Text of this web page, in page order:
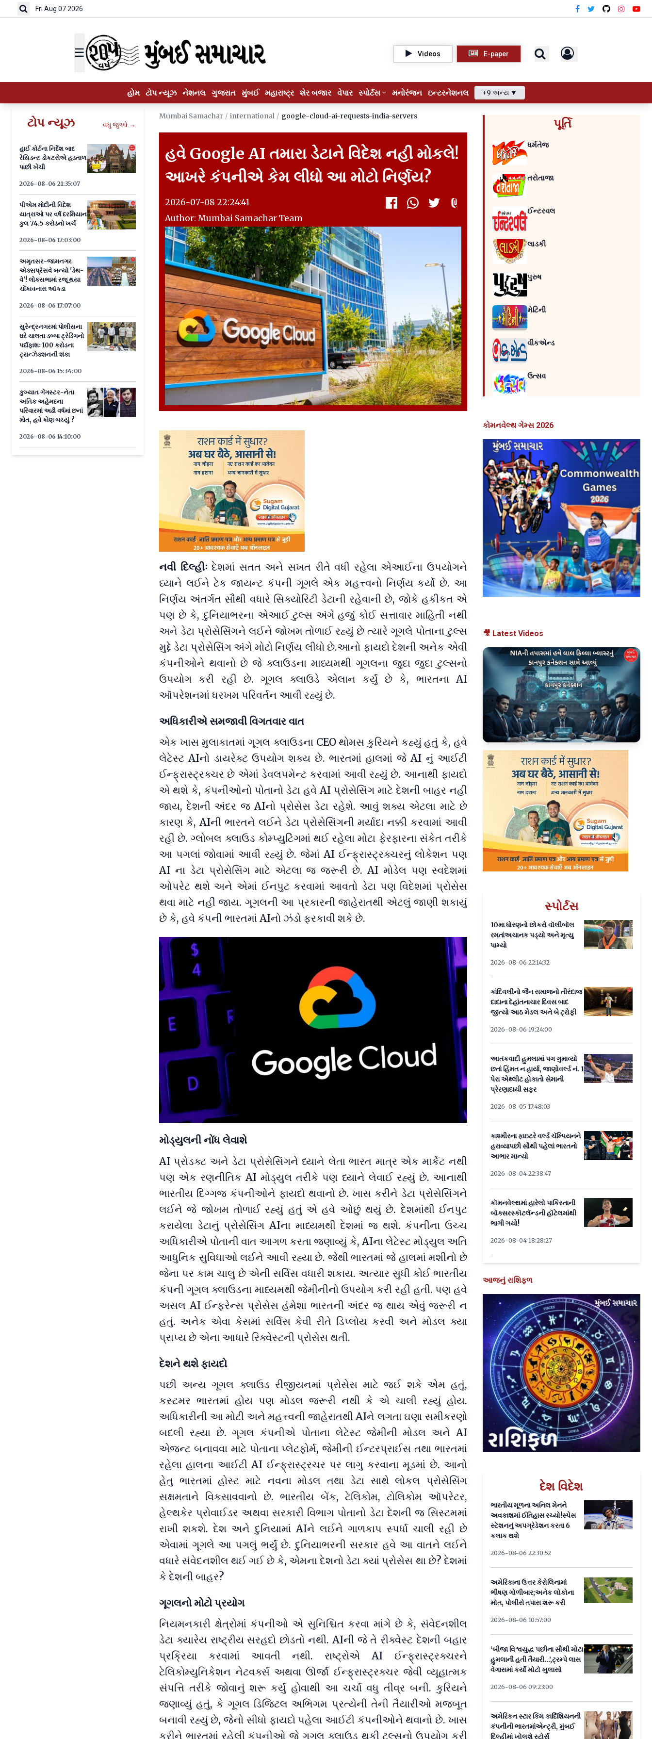
Fri Aug 07 2026
☰ Videos E-paper
હોમ ટોપ ન્યૂઝ નેશનલ ગુજરાત મુંબઈ મહારાષ્ટ્ર શેર બજાર વેપાર સ્પોર્ટસ મનોરંજન ઇન્ટરનેશનલ +9 અન્ય ▼
ટોપ ન્યૂઝ વધુ જુઓ →
હાઈ કોર્ટના નિર્દેશ બાદ
રેસિડન્ટ ડોકટરોએ હડતાળ
પાછી ખેંચી
2026-08-06 21:35:07
પીએમ મોદીની વિદેશ
યાત્રાઓ પર વર્ષ દરમિયાન
કુલ 74.5 કરોડનો ખર્ચ
2026-08-06 17:03:00
અમૃતસર-જામનગર
એક્સપ્રેસવે બન્યો 'ડેથ-
વે'! લોકસભામાં રજૂ થયા
ચોંકાવનારા આંકડા
2026-08-06 17:07:00
સુરેન્દ્રનગરમાં પોલીસના
ઘરે ચાલતા ડબ્બા ટ્રેડિંગનો
પર્દાફાશઃ 100 કરોડના
ટ્રાન્ઝેક્શનની શંકા
2026-08-06 15:34:00
કુખ્યાત ગેંગસ્ટર-નેતા
અતિક અહેમદના
પરિવારમાં અઢી વર્ષમાં છનાં
મોત, હવે કોણ બચ્યું ?
2026-08-06 14:10:00
Mumbai Samachar / international / google-cloud-ai-requests-india-servers
હવે Google AI તમારા ડેટાને વિદેશ નહીં મોકલે!
આખરે કંપનીએ કેમ લીધો આ મોટો નિર્ણય?
2026-07-08 22:24:41
Author: Mumbai Samachar Team
નવી દિલ્હીઃ દેશમાં સતત અને સખત રીતે વધી રહેલા એઆઈના ઉપયોગને
ધ્યાને લઈને ટેક જાયન્ટ કંપની ગૂગલે એક મહત્ત્વનો નિર્ણય કર્યો છે. આ
નિર્ણય અંતર્ગત સૌથી વધારે સિક્યોરિટી ડેટાની રહેવાની છે, જોકે હકીકત એ
પણ છે કે, દુનિયાભરના એઆઈ ટુલ્સ અંગે હજું કોઈ સત્તાવાર માહિતી નથી
અને ડેટા પ્રોસેસિંગને લઈને જોખમ તોળાઈ રહ્યું છે ત્યારે ગૂગલે પોતાના ટુલ્સ
મુદ્દે ડેટા પ્રોસેસિંગ અંગે મોટો નિર્ણય લીધો છે.આનો ફાયદો દેશની અનેક એવી
કંપનીઓને થવાનો છે જે ક્લાઉડના માધ્યમથી ગૂગલના જુદા જુદા ટુલ્સનો
ઉપયોગ કરી રહી છે. ગૂગલ ક્લાઉડે એલાન કર્યું છે કે, ભારતના AI
ઑપરેશનમાં ધરખમ પરિવર્તન આવી રહ્યું છે.
અધિકારીએ સમજાવી વિગતવાર વાત
એક ખાસ મુલાકાતમાં ગૂગલ ક્લાઉડના CEO થોમસ કુરિયને કહ્યું હતું કે, હવે
લેટેસ્ટ AIનો ડાયરેક્ટ ઉપયોગ શક્ય છે. ભારતમાં હાલમાં જે AI નું આઈટી
ઈન્ફ્રાસ્ટ્રક્ચર છે એમાં ડેવલપમેન્ટ કરવામાં આવી રહ્યું છે. આનાથી ફાયદો
એ થશે કે, કંપનીઓનો પોતાનો ડેટા હવે AI પ્રોસેસિંગ માટે દેશની બાહર નહીં
જાય, દેશની અંદર જ AIનો પ્રોસેસ ડેટા રહેશે. આવું શક્ય એટલા માટે છે
કારણ કે, AIની ભારતને લઈને ડેટા પ્રોસેસિંગની મર્યાદા નક્કી કરવામાં આવી
રહી છે. ગ્લોબલ ક્લાઉડ કોમ્પ્યુટિંગમાં થઈ રહેલા મોટા ફેરફારના સંકેત તરીકે
આ પગલાં જોવામાં આવી રહ્યું છે. જેમાં AI ઈન્ફ્રાસ્ટ્રક્ચરનું લોકેશન પણ
AI ના ડેટા પ્રોસેસિંગ માટે એટલા જ જરૂરી છે. AI મોડેલ પણ સ્વદેશમાં
ઓપરેટ થશે અને એમાં ઈનપુટ કરવામાં આવતો ડેટા પણ વિદેશમાં પ્રોસેસ
થવા માટે નહીં જાય. ગૂગલની આ પ્રકારની જાહેરાતથી એટલું જાણી શકાયું
છે કે, હવે કંપની ભારતમાં AIનો ઝંડો ફરકાવી શકે છે.
મોડ્યુલની નોંધ લેવાશે
AI પ્રોડક્ટ અને ડેટા પ્રોસેસિંગને ધ્યાને લેતા ભારત માત્ર એક માર્કેટ નથી
પણ એક રણનીતિક AI મોડ્યુલ તરીકે પણ ધ્યાને લેવાઈ રહ્યું છે. આનાથી
ભારતીય દિગ્ગજ કંપનીઓને ફાયદો થવાનો છે. ખાસ કરીને ડેટા પ્રોસેસિંગને
લઈને જે જોખમ તોળાઈ રહ્યું હતું એ હવે ઓછું થયું છે. દેશમાંથી ઈનપુટ
કરાયેલા ડેટાનું પ્રોસેસિંગ AIના માધ્યમથી દેશમાં જ થશે. કંપનીના ઉચ્ચ
અધિકારીએ પોતાની વાત આગળ કરતા જણાવ્યું કે, AIના લેટેસ્ટ મોડ્યુલ અતિ
આધુનિક સુવિધાઓ લઈને આવી રહ્યા છે. જેથી ભારતમાં જે હાલમાં મશીનો છે
જેના પર કામ ચાલુ છે એની સર્વિસ વધારી શકાય. અત્યાર સુધી કોઈ ભારતીય
કંપની ગૂગલ ક્લાઉડના માધ્યમથી જેમીનીનો ઉપયોગ કરી રહી હતી. પણ હવે
અસલ AI ઈન્ફરેન્સ પ્રોસેસ હંમેશા ભારતની અંદર જ થાય એવું જરૂરી ન
હતું. અનેક એવા કેસમાં સર્વિસ કેવી રીતે ડિપ્લોય કરવી અને મોડલ ક્યા
પ્રાપ્ય છે એના આધારે રિક્વેસ્ટની પ્રોસેસ થતી.
દેશને થશે ફાયદો
પછી અન્ય ગૂગલ ક્લાઉડ રીજીયનમાં પ્રોસેસ માટે જઈ શકે એમ હતું,
કસ્ટમર ભારતમાં હોય પણ મોડલ જરૂરી નથી કે એ ચાલી રહ્યું હોય.
અધિકારીની આ મોટી અને મહત્ત્વની જાહેરાતથી AIને લગતા ઘણા સમીકરણો
બદલી રહ્યા છે. ગૂગલ કંપનીએ પોતાના લેટેસ્ટ જેમીની મોડલ અને AI
એજન્ટ બનાવવા માટે પોતાના પ્લેટફોર્મ, જેમીની ઈન્ટરપ્રાઈસ તથા ભારતમાં
રહેલા હાલના આઈટી AI ઈન્ફ્રાસ્ટ્રચર પર લાગુ કરવાના મૂડમાં છે. આનો
હેતુ ભારતમાં હોસ્ટ માટે નવના મોડલ તથા ડેટા સાથે લોકલ પ્રોસેસિંગ
સક્ષમતાને વિકસાવવાનો છે. ભારતીય બેંક, ટેલિકોમ, ટોલિકોમ ઑપરેટર,
હેલ્થકેર પ્રોવાઈડર અથવા સરકારી વિભાગ પોતાનો ડેટા દેશની જ સિસ્ટમમાં
રાખી શકશે. દેશ અને દુનિયામાં AIને લઈને ગાળકાપ સ્પર્ધા ચાલી રહી છે
એવામાં ગૂગલે આ પગલું ભર્યું છે. દુનિયાભરની સરકાર હવે આ વાતને લઈને
વધારે સંવેદનશીલ થઈ ગઈ છે કે, એમના દેશનો ડેટા ક્યાં પ્રોસેસ થા છે? દેશમાં
કે દેશની બાહર?
ગૂગલનો મોટો પ્રયોગ
નિયમનકારી ક્ષેત્રોમાં કંપનીઓ એ સુનિશ્ચિત કરવા માંગે છે કે, સંવેદનશીલ
ડેટા ક્યારેય રાષ્ટ્રીય સરહદો છોડતો નથી. AIની જે તે રીક્વેસ્ટ દેશની બહાર
પ્રક્રિયા કરવામાં આવતી નથી. રાષ્ટ્રોએ AI ઈન્ફ્રાસ્ટ્રક્ચરને
ટેલિકોમ્યુનિકેશન નેટવર્ક્સ અથવા ઊર્જા ઈન્ફ્રાસ્ટ્રક્ચર જેવી વ્યૂહાત્મક
સંપત્તિ તરીકે જોવાનું શરૂ કર્યું હોવાથી આ ચર્ચા વધુ તીવ્ર બની. કુરિયને
જણાવ્યું હતું, કે ગૂગલ ડિજિટલ અભિગમ પ્રત્યેની તેની તૈયારીઓ મજબૂત
બનાવી રહ્યું છે, જેનો સીધો ફાયદો પહેલા આઈટી કંપનીઓને થવાનો છે. ખાસ
કરીને ભારતમાં રહેલી કંપનીઓ જે ગૂગલ ક્લાઉડ થકી ટુલ્સનો ઉપયોગ કરી
પૂર્તિ
ધર્મતેજ
તરોતાજા
ઈન્ટરવલ
લાડકી
પુરુષ
મેટિની
વીકએન્ડ
ઉત્સવ
કોમનવેલ્થ ગેમ્સ 2026
🎥 Latest Videos
▶
સ્પોર્ટસ
10મા ધોરણનો છોકરો વૉલીબૉલ
રમતાંઅચાનક પડ્યો અને મૃત્યુ
પામ્યો
2026-08-06 22:14:32
કાંદિવલીનો જૈન સમાજનો તીરંદાજ
દાદાના દેહાંતનાચાર દિવસ બાદ
જીત્યો આઠ મેડલ અને બે ટ્રોફી
2026-08-06 19:24:00
આતંકવાદી હુમલામાં પગ ગુમાવ્યો
છતાં હિંમત ન હાર્યા, જાણોવર્લ્ડ નં. 1
પેરા એથ્લીટ હોકાતો સેમાની
પ્રેરણાદાયી સફર
2026-08-05 17:48:03
કાશ્મીરના ફાઇટરે વર્લ્ડ ચૅમ્પિયનને
હરાવ્યાપછી સૌથી પહેલાં ભારતનો
આભાર માન્યો
2026-08-04 22:38:47
કૉમનવેલ્થમાં હારેલો પાકિસ્તાની
બૉક્સરસ્કૉટલૅન્ડની હૉટેલમાંથી
ભાગી ગયો!
2026-08-04 18:28:27
આજનું રાશિફળ
દેશ વિદેશ
ભારતીય મૂળના અનિલ મેનને
અવકાશમાં ઈતિહાસ રચ્યો!સ્પેસ
સ્ટેશનનું અપગ્રેડેશન કરતા 6
કલાક થશે
2026-08-06 22:30:52
અમેરિકાના ઉત્તર કેરોલિનામાં
ભીષણ ગોળીબાર;અનેક લોકોના
મોત, પોલીસે તપાસ શરૂ કરી
2026-08-06 10:57:00
‘બીજા વિશ્વયુદ્ધ પછીના સૌથી મોટા
હુમલાની હતી તૈયારી...’,ટ્રમ્પે લાસ
વેગાસમાં કર્યો મોટો ખુલાસો
2026-08-06 09:23:00
અમેરિકન સ્ટાર કિમ કાર્દિશિયનની
કંપનીની ભારતમાંએન્ટ્રી, મુંબઈ
દિલ્હીમાં ખોલશે સ્ટોર્સ